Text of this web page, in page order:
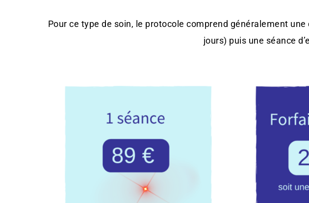
Pour ce type de soin, le protocole comprend généralement
jours) puis une séance